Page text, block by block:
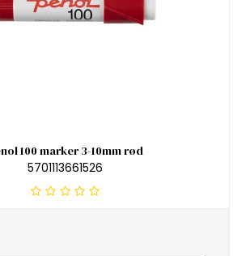
100 marker 3-10mm rød
5701113661526